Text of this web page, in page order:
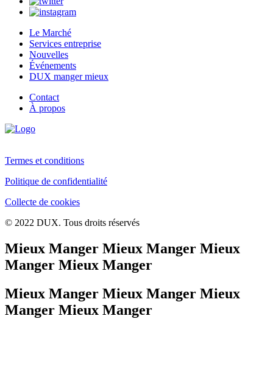
Le Marché
Services entreprise
Nouvelles
Événements
DUX manger mieux
Contact
À propos
Termes et conditions
Politique de confidentialité
Collecte de cookies
© 2022 DUX. Tous droits réservés
Mieux Manger Mieux Manger Mieux
Manger Mieux Manger
Mieux Manger Mieux Manger Mieux
Manger Mieux Manger